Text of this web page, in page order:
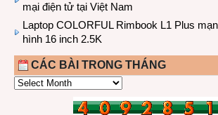
mại điện tử tại Việt Nam
Laptop COLORFUL Rimbook L1 Plus
hình 16 inch 2.5K
CÁC BÀI TRONG THÁNG
CÁC